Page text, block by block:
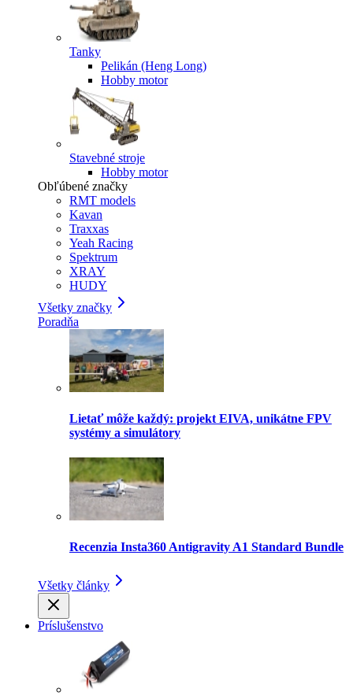
Tanky
Pelikán (Heng Long)
Hobby motor
Stavebné stroje
Hobby motor
Obľúbené značky
RMT models
Kavan
Traxxas
Yeah Racing
Spektrum
XRAY
HUDY
Všetky značky
Poradňa
Lietať môže každý: projekt EIVA, unikátne FPV
systémy a simulátory
Recenzia Insta360 Antigravity A1 Standard Bundle
Všetky články
Príslušenstvo